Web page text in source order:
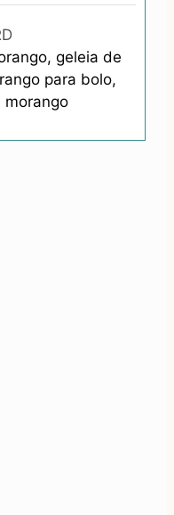
geleia de
para bolo,
morango